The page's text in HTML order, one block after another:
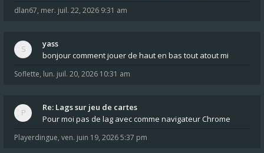
dlan67, mer. juil. 22, 2026 9:31 am
yass
bonjour comment jouer de haut en bas tout atout mi
Soflette, lun. juil. 20, 2026 10:31 am
Re: Lags sur jeu de cartes
Pour moi pas de lag avec comme navigateur Chrome
Playerdingue, ven. juin 19, 2026 5:37 pm